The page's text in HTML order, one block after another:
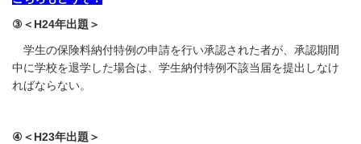
③＜H24年出題＞
学生の保険料納付特例の申請を行い承認された者が、承認期間
中に学校を退学した場合は、学生納付特例不該当届を提出しなけ
ればならない。
④＜H23年出題＞